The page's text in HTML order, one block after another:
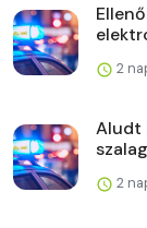
2
Aludt
2